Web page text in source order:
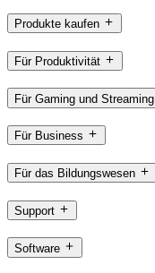
Produkte kaufen
Für Produktivität
Für Gaming und Streaming
Für Business
Für das Bildungswesen
Support
Software